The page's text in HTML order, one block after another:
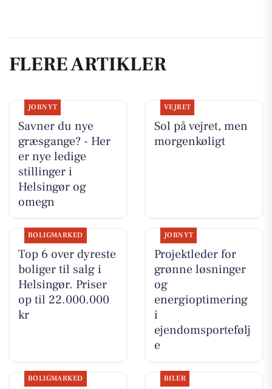
FLERE ARTIKLER
JOBNYT
Savner du nye
græsgange? - Her
er nye ledige
stillinger i
Helsingør og
omegn
VEJRET
Sol på vejret, men
morgenkøligt
BOLIGMARKED
Top 6 over dyreste
boliger til salg i
Helsingør. Priser
op til 22.000.000
kr
JOBNYT
Projektleder for
grønne løsninger
og
energioptimering
i
ejendomsportefølj
e
BOLIGMARKED BILER